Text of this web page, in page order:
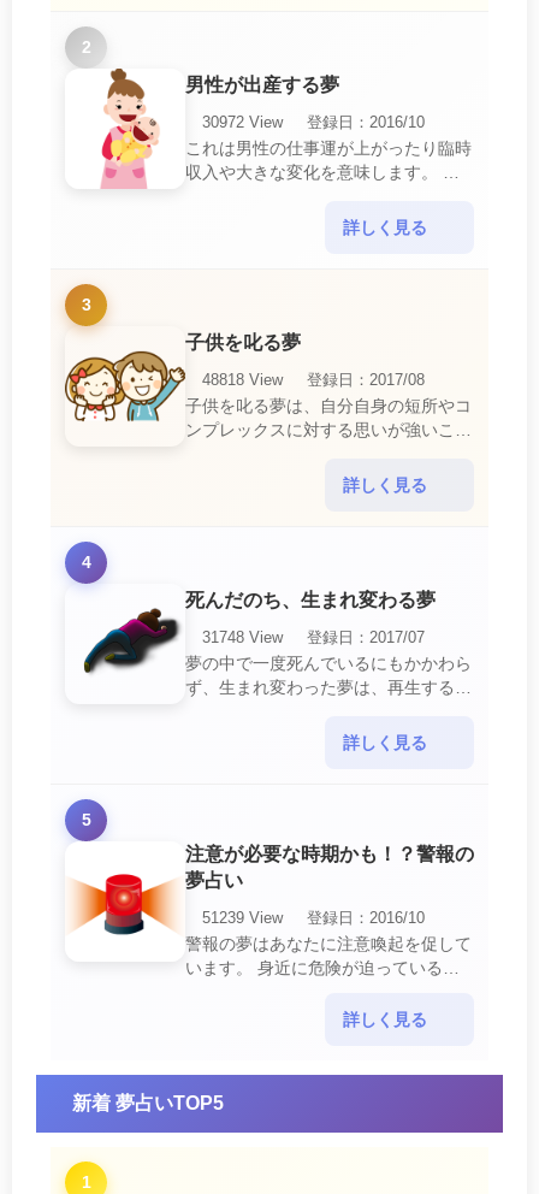
2
男性が出産する夢
30972 View
登録日：2016/10
これは男性の仕事運が上がったり臨時
収入や大きな変化を意味します。 喜
ればあり得ない事が起きるのでビック
詳しく見る
3
子供を叱る夢
48818 View
登録日：2017/08
子供を叱る夢は、自分自身の短所やコ
ンプレックスに対する思いが強いこと
短所やコンプレックスを的確に認識し
詳しく見る
4
死んだのち、生まれ変わる夢
31748 View
登録日：2017/07
夢の中で一度死んでいるにもかかわら
ず、生まれ変わった夢は、再生する夢
あなたに関するすべての運気が上昇し
詳しく見る
5
注意が必要な時期かも！？警報の
夢占い
51239 View
登録日：2016/10
警報の夢はあなたに注意喚起を促して
います。 身近に危険が迫っている暗
て危機を回避する事が必要です。 ま
詳しく見る
新着 夢占いTOP5
1